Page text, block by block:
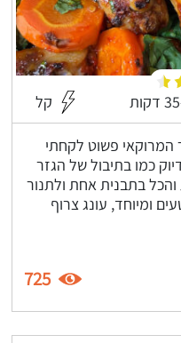
קל
המרוקאי פשוט לקחתי
כמו בתיבול של הגזר
בתבנית אחת ולתנור
ומיוחד, עונג צרוף
725